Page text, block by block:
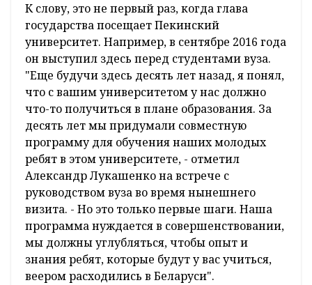
К слову, это не первый раз, когда глава
государства посещает Пекинский
университет. Например, в сентябре 2016 года
он выступил здесь перед студентами вуза.
"Еще будучи здесь десять лет назад, я понял,
что с вашим университетом у нас должно
что-то получиться в плане образования. За
десять лет мы придумали совместную
программу для обучения наших молодых
ребят в этом университете, - отметил
Александр Лукашенко на встрече с
руководством вуза во время нынешнего
визита. - Но это только первые шаги. Наша
программа нуждается в совершенствовании,
мы должны углубляться, чтобы опыт и
знания ребят, которые будут у вас учиться,
веером расходились в Беларуси".